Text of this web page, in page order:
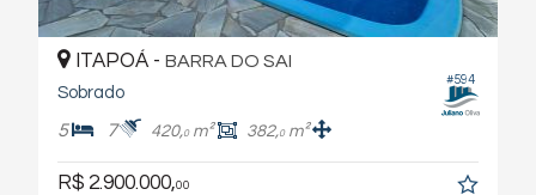
#594
ITAPOÁ - BARRA DO SAI
Sobrado
5 7 420,0m² 382,0m²
R$ 2.900.000,00